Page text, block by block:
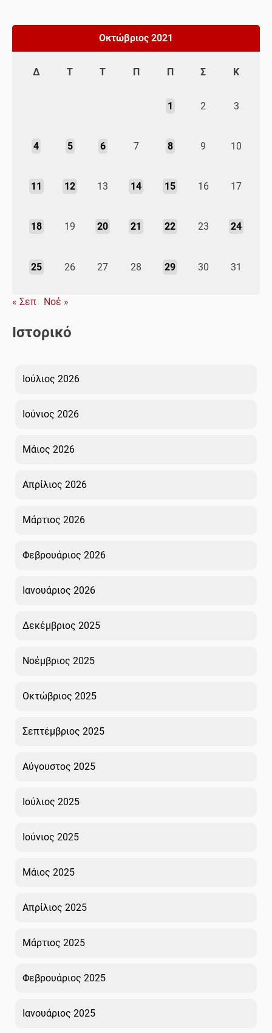
Οκτώβριος 2021
Δ Τ Τ Π Π Σ Κ
1 2 3
4 5 6 7 8 9 10
11 12 13 14 15 16 17
18 19 20 21 22 23 24
25 26 27 28 29 30 31
« Σεπ Νοέ »
Ιστορικό
Ιούλιος 2026
Ιούνιος 2026
Μάιος 2026
Απρίλιος 2026
Μάρτιος 2026
Φεβρουάριος 2026
Ιανουάριος 2026
Δεκέμβριος 2025
Νοέμβριος 2025
Οκτώβριος 2025
Σεπτέμβριος 2025
Αύγουστος 2025
Ιούλιος 2025
Ιούνιος 2025
Μάιος 2025
Απρίλιος 2025
Μάρτιος 2025
Φεβρουάριος 2025
Ιανουάριος 2025